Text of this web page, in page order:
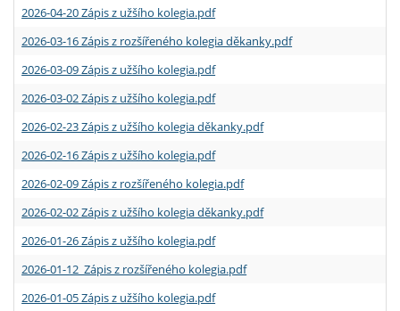
2026-04-20 Zápis z užšího kolegia.pdf
2026-03-16 Zápis z rozšířeného kolegia děkanky.pdf
2026-03-09 Zápis z užšího kolegia.pdf
2026-03-02 Zápis z užšího kolegia.pdf
2026-02-23 Zápis z užšího kolegia děkanky.pdf
2026-02-16 Zápis z užšího kolegia.pdf
2026-02-09 Zápis z rozšířeného kolegia.pdf
2026-02-02 Zápis z užšího kolegia děkanky.pdf
2026-01-26 Zápis z užšího kolegia.pdf
2026-01-12 Zápis z rozšířeného kolegia.pdf
2026-01-05 Zápis z užšího kolegia.pdf